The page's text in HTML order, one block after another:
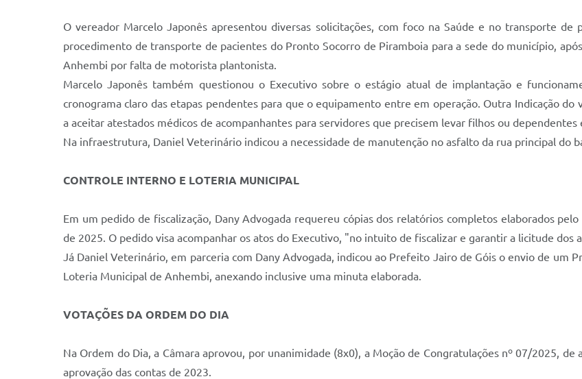
O vereador Marcelo Japonês apresentou diversas solicitações, com foco na Saúde e no transporte
procedimento de transporte de pacientes do Pronto Socorro de Piramboia para a sede do município,
Anhembi por falta de motorista plantonista.
Marcelo Japonês também questionou o Executivo sobre o estágio atual de implantação e
cronograma claro das etapas pendentes para que o equipamento entre em operação. Outra Indicação do
a aceitar atestados médicos de acompanhantes para servidores que precisem levar filhos ou dependentes
Na infraestrutura, Daniel Veterinário indicou a necessidade de manutenção no asfalto da rua principal do
CONTROLE INTERNO E LOTERIA MUNICIPAL
Em um pedido de fiscalização, Dany Advogada requereu cópias dos relatórios completos elaborados
de 2025. O pedido visa acompanhar os atos do Executivo, "no intuito de fiscalizar e garantir a licitude dos
Já Daniel Veterinário, em parceria com Dany Advogada, indicou ao Prefeito Jairo de Góis o envio de um
Loteria Municipal de Anhembi, anexando inclusive uma minuta elaborada.
VOTAÇÕES DA ORDEM DO DIA
Na Ordem do Dia, a Câmara aprovou, por unanimidade (8x0), a Moção de Congratulações nº 07/2025,
aprovação das contas de 2023.